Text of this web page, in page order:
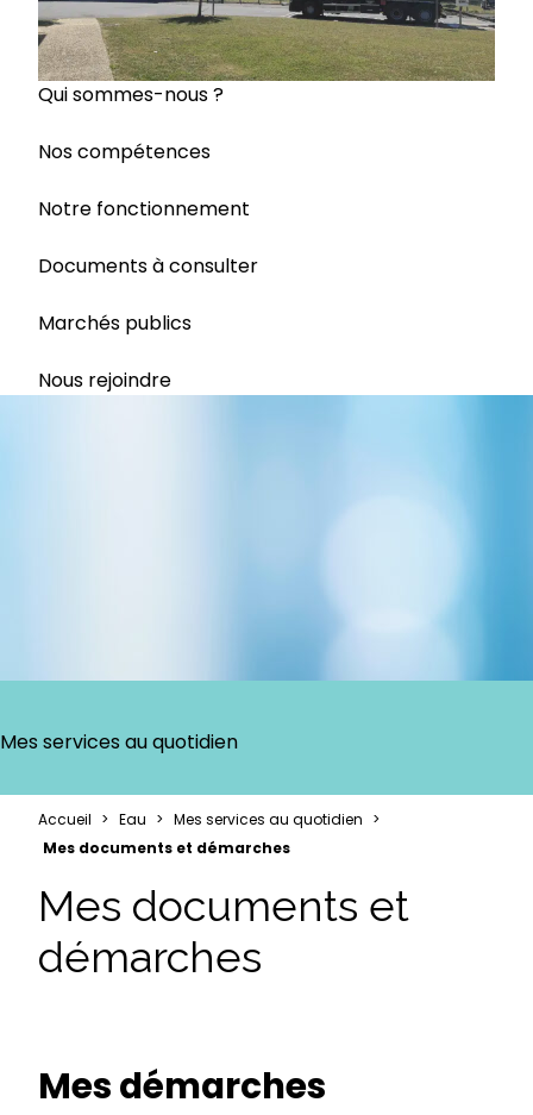
Qui sommes-nous ?
Nos compétences
Notre fonctionnement
Documents à consulter
Marchés publics
Nous rejoindre
Mes services au quotidien
Accueil Eau
Mes services au quotidien
Mes documents et démarches
Mes documents et
démarches
Mes démarches